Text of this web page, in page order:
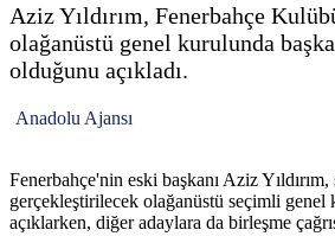
Aziz Yıldırım, Fenerbahçe
olağanüstü genel kurulunda
olduğunu açıkladı.
Anadolu Ajansı
Fenerbahçe'nin eski başkanı Aziz
gerçekleştirilecek olağanüstü seçimli genel
açıklarken, diğer adaylara da birleşme